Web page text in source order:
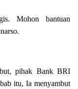
Mohon bantuan
pihak Bank BRI
itu, Ia menyambut